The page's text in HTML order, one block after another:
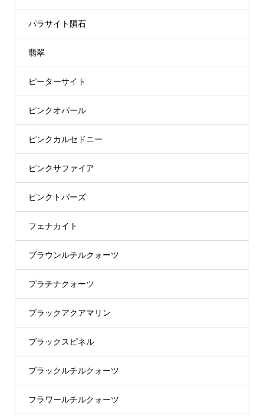
パラサイト隕石
翡翠
ピーターサイト
ピンクオパール
ピンクカルセドニー
ピンクサファイア
ピンクトパーズ
フェナカイト
ブラウンルチルクォーツ
プラチナクォーツ
ブラックアクアマリン
ブラックスピネル
ブラックルチルクォーツ
フラワールチルクォーツ